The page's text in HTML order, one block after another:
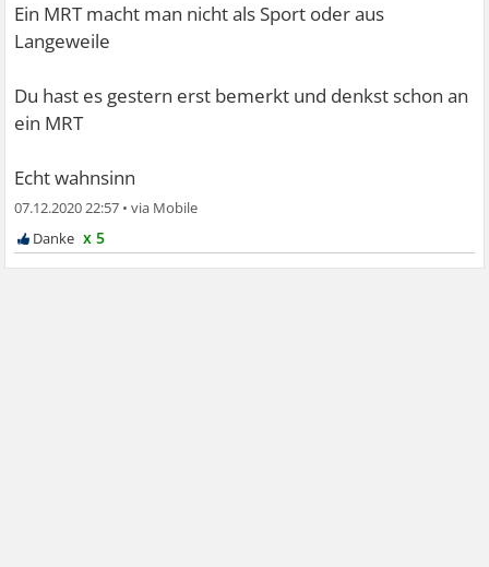
Ein MRT macht man nicht als Sport oder aus
Langeweile
Du hast es gestern erst bemerkt und denkst schon an
ein MRT
Echt wahnsinn
07.12.2020 22:57 •
x 5